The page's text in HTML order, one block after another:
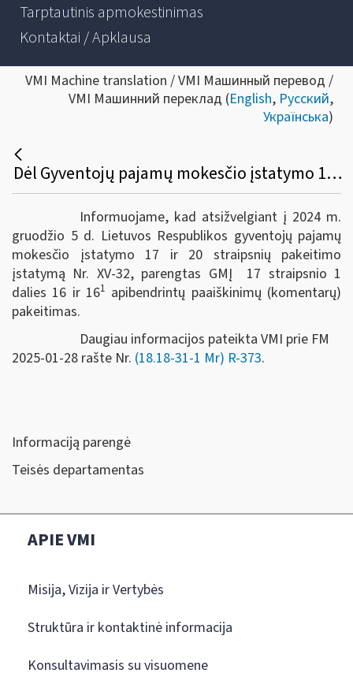
Tarptautinis apmokestinimas
Kontaktai / Apklausa
VMI Machine translation / VMI Машинный перевод /
VMI Машинний переклад (English, Русский,
Українська)
Dėl Gyventojų pajamų mokesčio įstatymo 17 straipsnio 1 dalies 16 ir 16-1 punktų apibendrintų paaiškinimų (komentarų) pakeitimo
Informuojame, kad atsižvelgiant į 2024 m.
gruodžio 5 d. Lietuvos Respublikos gyventojų pajamų
mokesčio įstatymo 17 ir 20 straipsnių pakeitimo
įstatymą Nr. XV-32, parengtas GMĮ 17 straipsnio 1
dalies 16 ir 161 apibendrintų paaiškinimų (komentarų)
pakeitimas.
Daugiau informacijos pateikta VMI prie FM
2025-01-28 rašte Nr. (18.18-31-1 Mr) R-373.
Informaciją parengė
Teisės departamentas
APIE VMI
Misija, Vizija ir Vertybės
Struktūra ir kontaktinė informacija
Konsultavimasis su visuomene